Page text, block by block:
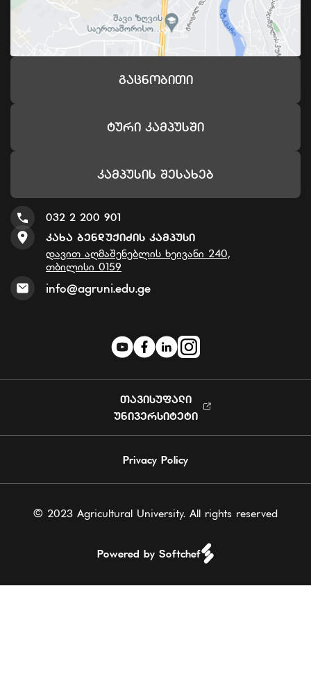
Გაცნობითი
Ტური Კამპუსში
Კამპუსის Შესახებ
032 2 200 901
Კახა Ბენდუქიძის Კამპუსი
დავით აღმაშენებლის ხეივანი 240,
თბილისი 0159
info@agruni.edu.ge
ᲗᲐᲕᲘᲡᲣᲤᲐᲚᲘ
ᲣᲜᲘᲕᲔᲠᲡᲘᲢᲔᲢᲘ
Privacy Policy
© 2023 Agricultural University. All rights reserved
Powered by Softchef